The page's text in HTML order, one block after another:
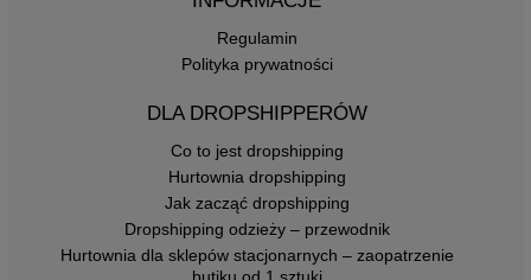
Regulamin
Polityka prywatności
DLA DROPSHIPPERÓW
Co to jest dropshipping
Hurtownia dropshipping
Jak zacząć dropshipping
Dropshipping odzieży – przewodnik
Hurtownia dla sklepów stacjonarnych – zaopatrzenie